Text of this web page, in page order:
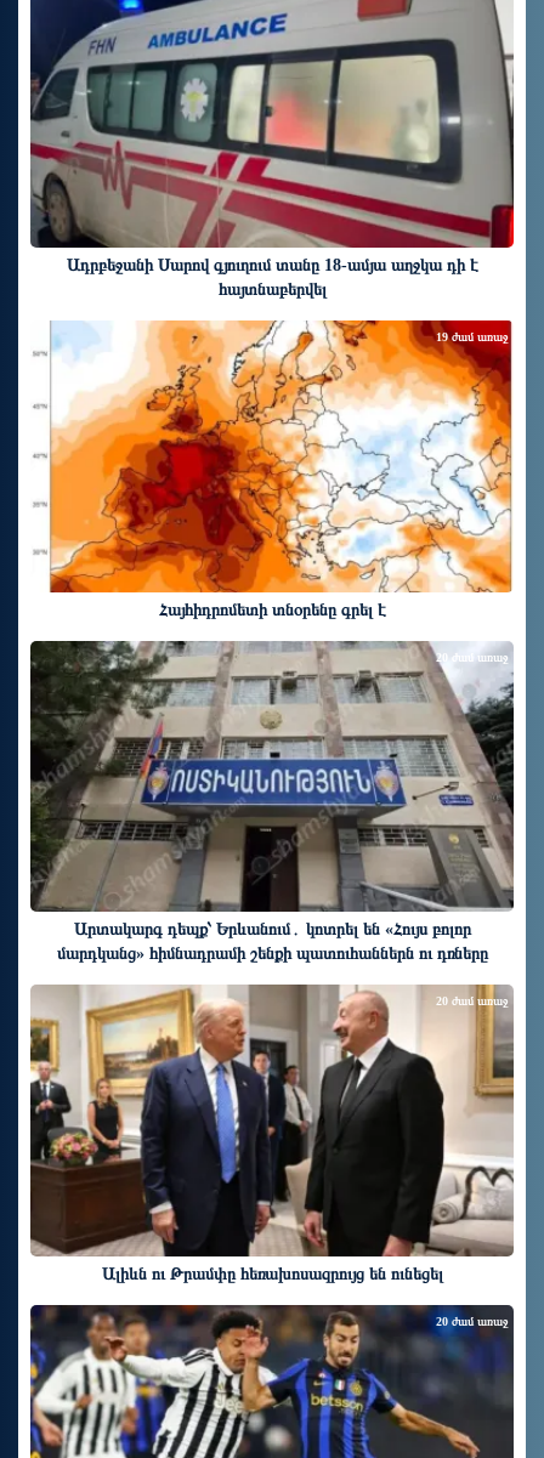
Ադրբեջանի Սարով գյուղում տանը 18-ամյա աղջկա դի է
հայտնաբերվել
Հայհիդրոմետի տնօրենը գրել է
19 ժամ առաջ
Արտակարգ դեպք՝ Երևանում․ կոտրել են «Հույս բոլոր
մարդկանց» հիմնադրամի շենքի պատուհաններն ու դռները
20 ժամ առաջ
Ալիևն ու Թրամփը հեռախոսազրույց են ունեցել
20 ժամ առաջ
20 ժամ առաջ